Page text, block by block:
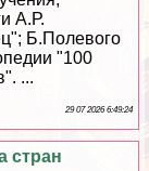
А.Р.
Б.Полевого
"100
...
29 07 2026 6:49:24
стран